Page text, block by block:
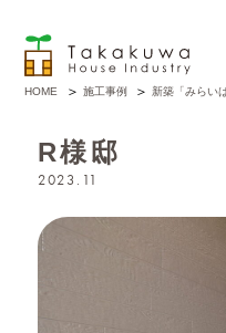
HOME 施工事例 新築「みらい
R様邸
2023.11